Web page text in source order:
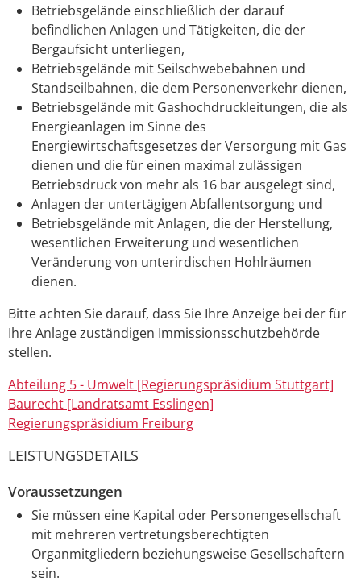
Betriebsgelände einschließlich der darauf
befindlichen Anlagen und Tätigkeiten, die der
Bergaufsicht unterliegen,
Betriebsgelände mit Seilschwebebahnen und
Standseilbahnen, die dem Personenverkehr dienen,
Betriebsgelände mit Gashochdruckleitungen, die als
Energieanlagen im Sinne des
Energiewirtschaftsgesetzes der Versorgung mit Gas
dienen und die für einen maximal zulässigen
Betriebsdruck von mehr als 16 bar ausgelegt sind,
Anlagen der untertägigen Abfallentsorgung und
Betriebsgelände mit Anlagen, die der Herstellung,
wesentlichen Erweiterung und wesentlichen
Veränderung von unterirdischen Hohlräumen
dienen.
Bitte achten Sie darauf, dass Sie Ihre Anzeige bei der für
Ihre Anlage zuständigen Immissionsschutzbehörde
stellen.
Abteilung 5 - Umwelt [Regierungspräsidium Stuttgart]
Baurecht [Landratsamt Esslingen]
Regierungspräsidium Freiburg
LEISTUNGSDETAILS
Voraussetzungen
Sie müssen eine Kapital oder Personengesellschaft
mit mehreren vertretungsberechtigten
Organmitgliedern beziehungsweise Gesellschaftern
sein.